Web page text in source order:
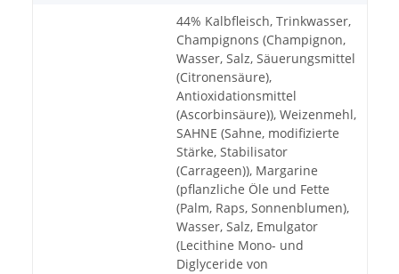
44% Kalbfleisch, Trinkwasser,
Champignons (Champignon,
Wasser, Salz, Säuerungsmittel
(Citronensäure),
Antioxidationsmittel
(Ascorbinsäure)), Weizenmehl,
SAHNE (Sahne, modifizierte
Stärke, Stabilisator
(Carrageen)), Margarine
(pflanzliche Öle und Fette
(Palm, Raps, Sonnenblumen),
Wasser, Salz, Emulgator
(Lecithine Mono- und
Diglyceride von